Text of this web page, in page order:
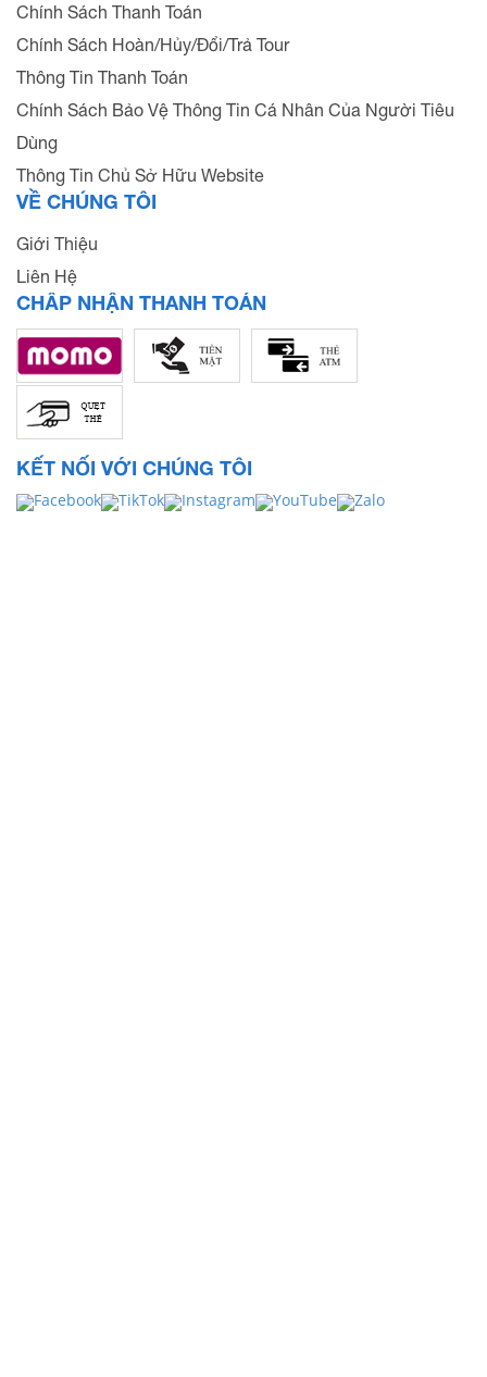
Chính Sách Thanh Toán
Chính Sách Hoàn/Hủy/Đổi/Trả Tour
Thông Tin Thanh Toán
Chính Sách Bảo Vệ Thông Tin Cá Nhân Của Người Tiêu
Dùng
Thông Tin Chủ Sở Hữu Website
VỀ CHÚNG TÔI
Giới Thiệu
Liên Hệ
CHẤP NHẬN THANH TOÁN
KẾT NỐI VỚI CHÚNG TÔI